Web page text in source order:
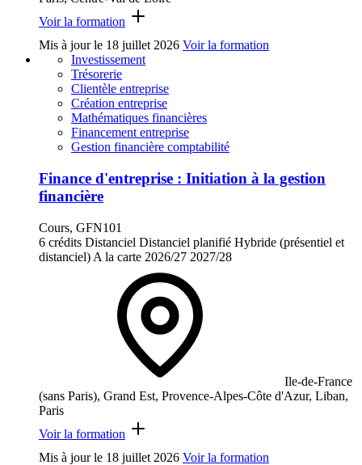
Voir la formation
Mis à jour le 18 juillet 2026 Voir la formation
Investissement
Trésorerie
Clientèle entreprise
Création entreprise
Mathématiques financières
Financement entreprise
Gestion financière comptabilité
Finance d'entreprise : Initiation à la gestion
financière
Cours, GFN101
6 crédits Distanciel Distanciel planifié Hybride (présentiel et
distanciel) A la carte 2026/27 2027/28
Ile-de-France
(sans Paris), Grand Est, Provence-Alpes-Côte d'Azur, Liban,
Paris
Voir la formation
Mis à jour le 18 juillet 2026 Voir la formation